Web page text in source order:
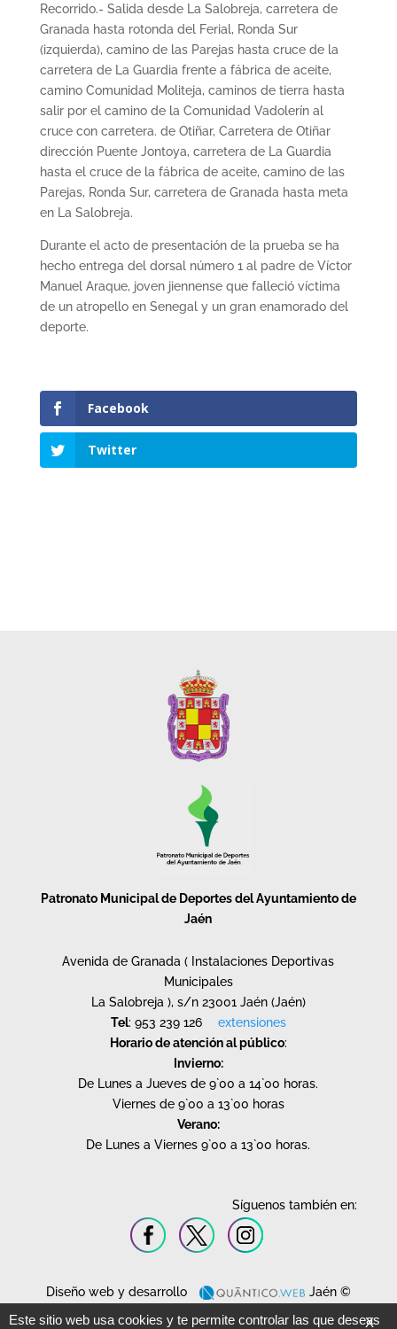
Recorrido.- Salida desde La Salobreja, carretera de
Granada hasta rotonda del Ferial, Ronda Sur
(izquierda), camino de las Parejas hasta cruce de la
carretera de La Guardia frente a fábrica de aceite,
camino Comunidad Moliteja, caminos de tierra hasta
salir por el camino de la Comunidad Vadolerín al
cruce con carretera. de Otiñar, Carretera de Otiñar
dirección Puente Jontoya, carretera de La Guardia
hasta el cruce de la fábrica de aceite, camino de las
Parejas, Ronda Sur, carretera de Granada hasta meta
en La Salobreja.
Durante el acto de presentación de la prueba se ha
hecho entrega del dorsal número 1 al padre de Víctor
Manuel Araque, joven jiennense que falleció víctima
de un atropello en Senegal y un gran enamorado del
deporte.
Facebook
Twitter
Patronato Municipal de Deportes del Ayuntamiento de
Jaén
Avenida de Granada ( Instalaciones Deportivas
Municipales
La Salobreja ), s/n 23001 Jaén (Jaén)
Tel: 953 239 126
extensiones
Horario de atención al público:
Invierno:
De Lunes a Jueves de 9`00 a 14`00 horas.
Viernes de 9`00 a 13`00 horas
Verano:
De Lunes a Viernes 9`00 a 13`00 horas.
Síguenos también en:
Diseño web y desarrollo
Jaén ©
X
Este sitio web usa cookies y te permite controlar las que deseas